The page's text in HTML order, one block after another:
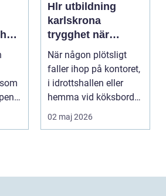
Hlr utbildning
karlskrona
trygghet när
sekunderna
räknas
När någon plötsligt
faller ihop på kontoret,
i idrottshallen eller
hemma vid köksbordet
finns det ba...
02 maj 2026